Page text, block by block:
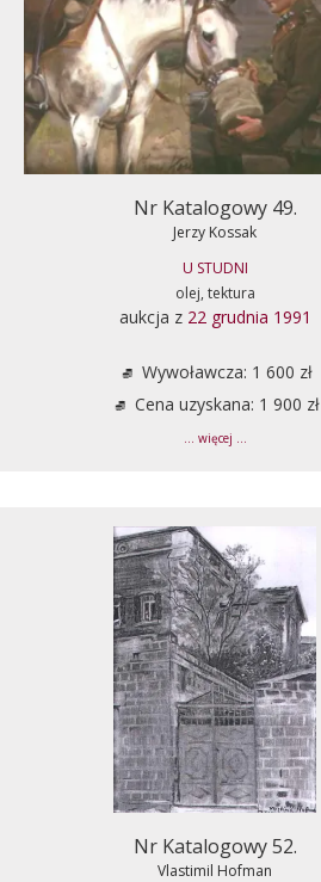
Nr Katalogowy 49.
Jerzy Kossak
U STUDNI
olej, tektura
aukcja z 22 grudnia 1991
Wywoławcza: 1 600 zł
Cena uzyskana: 1 900 zł
... więcej ...
Nr Katalogowy 52.
Vlastimil Hofman